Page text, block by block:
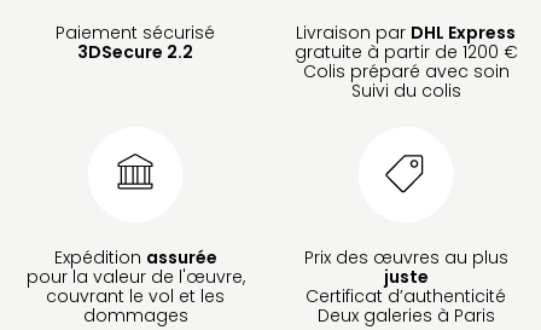
Paiement sécurisé
3DSecure 2.2
Livraison par DHL Express
gratuite à partir de 1200 €
Colis préparé avec soin
Suivi du colis
Expédition assurée
pour la valeur de l'œuvre,
couvrant le vol et les
dommages
Prix des œuvres au plus
juste
Certificat d’authenticité
Deux galeries à Paris